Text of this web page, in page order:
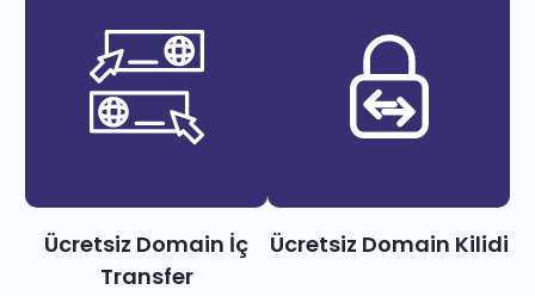
Ücretsiz Domain İç
Transfer
Ücretsiz Domain Kilidi